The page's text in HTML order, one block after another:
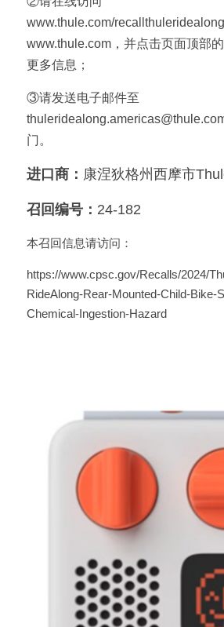
www.thule.com/
www.thule.com，并点击页面顶部的
更多信息；
③请发送电子邮件至
门。
进口商： 康涅狄格州西摩市
召回编号： 24-182
本召回信息请访问：
https://www.cpsc.gov/Recalls/2024/
RideAlong-Rear-Mounted-Child-Bike-
Chemical-Ingestion-Hazard